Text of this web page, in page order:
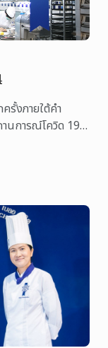
รั้งภายใต้คำ
นการณ์โควิด 19